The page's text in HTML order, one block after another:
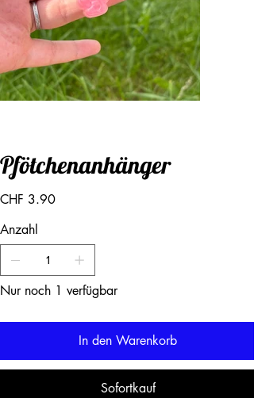
Pfötchenanhänger
Preis
CHF 3.90
Anzahl
Nur noch 1 verfügbar
In den Warenkorb
Sofortkauf